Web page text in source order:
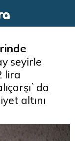
seyirle
lira
altını